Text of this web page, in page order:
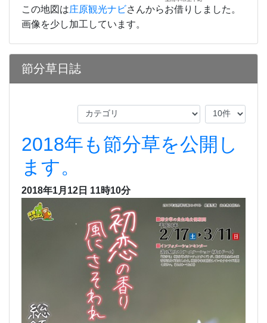
この地図は庄原観光ナビさんからお借りしました。
画像を少し加工しています。
節分草日誌
2018年も節分草を公開し
ます。
2018年1月12日 11時10分